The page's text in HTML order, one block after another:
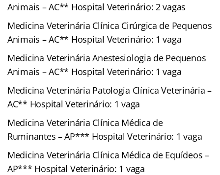
Animais – AC** Hospital Veterinário: 2 vagas
Medicina Veterinária Clínica Cirúrgica de Pequenos
Animais – AC** Hospital Veterinário: 1 vaga
Medicina Veterinária Anestesiologia de Pequenos
Animais – AC** Hospital Veterinário: 1 vaga
Medicina Veterinária Patologia Clínica Veterinária –
AC** Hospital Veterinário: 1 vaga
Medicina Veterinária Clínica Médica de
Ruminantes – AP*** Hospital Veterinário: 1 vaga
Medicina Veterinária Clínica Médica de Equídeos –
AP*** Hospital Veterinário: 1 vaga